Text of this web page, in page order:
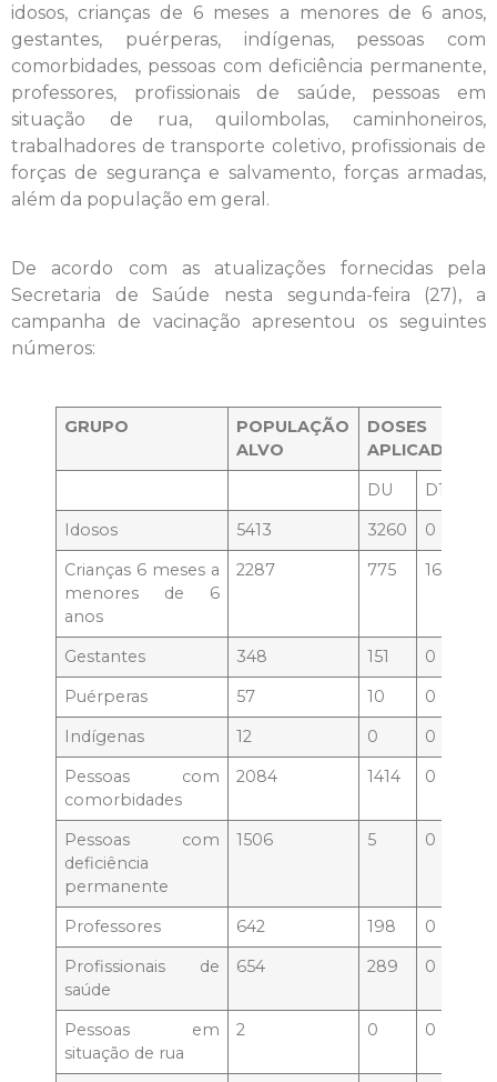
idosos, crianças de 6 meses a menores de 6 anos,
gestantes, puérperas, indígenas, pessoas com
comorbidades, pessoas com deficiência permanente,
professores, profissionais de saúde, pessoas em
situação de rua, quilombolas, caminhoneiros,
trabalhadores de transporte coletivo, profissionais de
forças de segurança e salvamento, forças armadas,
além da população em geral.
De acordo com as atualizações fornecidas pela
Secretaria de Saúde nesta segunda-feira (27), a
campanha de vacinação apresentou os seguintes
números:
GRUPO
POPULAÇÃO
ALVO
DOSES
APLICADAS
DU
D1
Idosos
5413 3260 0
Crianças 6 meses a
menores de 6
anos
2287 775 164
Gestantes 348 151 0
Puérperas
57 10 0
Indígenas
12 0 0
Pessoas com
comorbidades
2084 1414 0
Pessoas com
deficiência
permanente
1506 5 0
Professores 642 198 0
Profissionais de
saúde
654 289 0
Pessoas em
situação de rua
2 0 0